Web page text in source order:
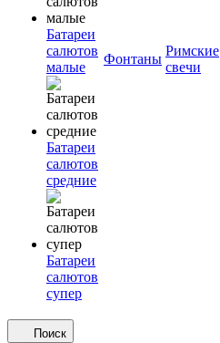
Батареи
салютов
малые
Батареи
салютов
средние
Батареи
салютов
супер
Фонтаны
Римские
свечи
Поиск